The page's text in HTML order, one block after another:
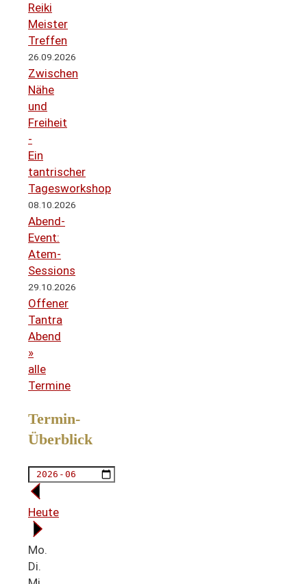
Reiki
Meister
Treffen
26.09.2026
Zwischen
Nähe
und
Freiheit
-
Ein
tantrischer
Tagesworkshop
08.10.2026
Abend-
Event:
Atem-
Sessions
29.10.2026
Offener
Tantra
Abend
»
alle
Termine
Termin-
Überblick
Heute
Mo.
Di.